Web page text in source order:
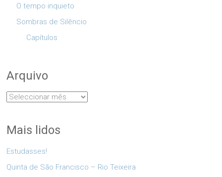
O tempo inquieto
Sombras de Silêncio
Capítulos
Arquivo
Arquivo
Mais lidos
Estudasses!
Quinta de São Francisco – Rio Teixeira